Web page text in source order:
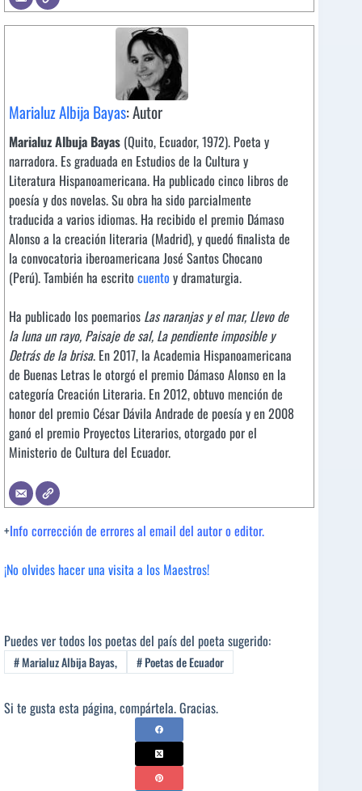
Marialuz Albija Bayas: Autor
Marialuz Albuja Bayas (Quito, Ecuador, 1972). Poeta y
narradora. Es graduada en Estudios de la Cultura y
Literatura Hispanoamericana. Ha publicado cinco libros de
poesía y dos novelas. Su obra ha sido parcialmente
traducida a varios idiomas. Ha recibido el premio Dámaso
Alonso a la creación literaria (Madrid), y quedó finalista de
la convocatoria iberoamericana José Santos Chocano
(Perú). También ha escrito cuento y dramaturgia.
Ha publicado los poemarios Las naranjas y el mar, Llevo de
la luna un rayo, Paisaje de sal, La pendiente imposible y
Detrás de la brisa. En 2017, la Academia Hispanoamericana
de Buenas Letras le otorgó el premio Dámaso Alonso en la
categoría Creación Literaria. En 2012, obtuvo mención de
honor del premio César Dávila Andrade de poesía y en 2008
ganó el premio Proyectos Literarios, otorgado por el
Ministerio de Cultura del Ecuador.
+Info corrección de errores al email del autor o editor.
¡No olvides hacer una visita a los Maestros!
Puedes ver todos los poetas del país del poeta sugerido:
#Marialuz Albija Bayas, #Poetas de Ecuador
Si te gusta esta página, compártela. Gracias.